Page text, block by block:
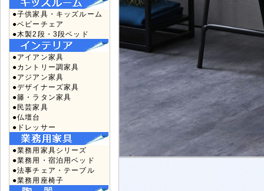
●子供家具・キッズルーム
●ベビーチェア
●木製2段・3段ベッド
●アイアン家具
●カントリー調家具
●アジアン家具
●デザイナーズ家具
●籐・ラタン家具
●民芸家具
●仏壇台
●ドレッサー
●業務用家具シリーズ
●業務用・宿泊用ベッド
●法事チェア・テーブル
●業務用座椅子